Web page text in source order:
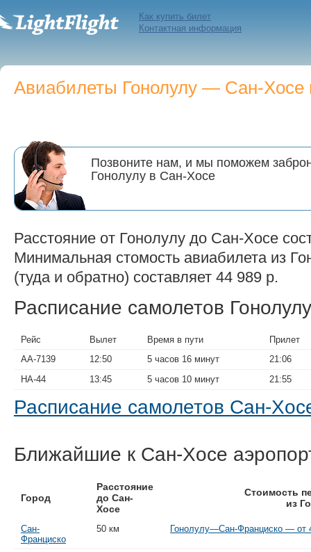
Как купить билет
Контактная информация
Авиабилеты Гонолулу — Сан-Хосе
Позвоните нам, и мы поможем
Гонолулу в Сан-Хосе
Расстояние от Гонолулу до Сан-Хосе
Минимальная стомость авиабилета из
(туда и обратно) составляет 44 989 р.
Расписание самолетов
Рейс Вылет Время в пути
Прилет
AA-7139
12:50 5 часов 16 минут
21:06
HA-44
13:45 5 часов 10 минут 21:55
Расписание самолетов Сан-
Ближайшие к Сан-Хосе
Город
Расстояние
до Сан-
Хосе
Стоимость
из
Сан-
Франциско
50 км Гонолулу—Сан-Франциско — от